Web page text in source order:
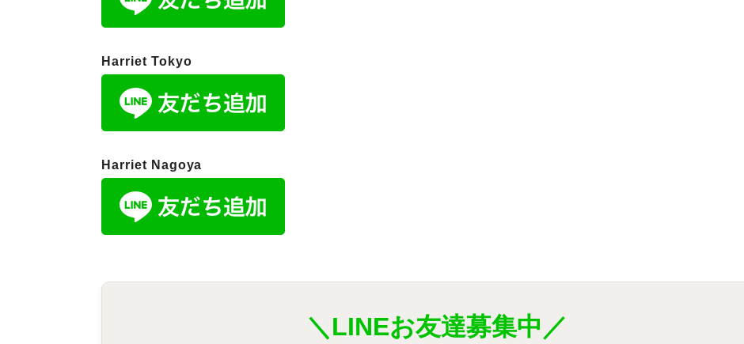
Harriet Tokyo
Harriet Nagoya
＼LINEお友達募集中／